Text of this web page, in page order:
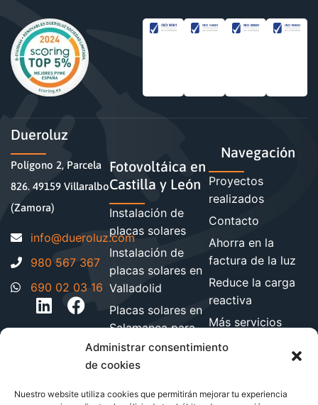
Administrar consentimiento
de cookies
Nuestro website utiliza cookies que permitirán mejorar tu experiencia
Dueroluz
Polígono 2, Parcela
826. 49159 Villaralbo
(Zamora)
moc.zuloreud@ofni
980 567 367
690 02 03 16
Fotovoltáica en
Castilla y León
Instalación de
placas solares
Instalación de
placas solares en
Valladolid
Placas solares en
Salamanca para
hogares y
empresa
Navegación
Proyectos
realizados
Contacto
Ahorra en la
factura de la luz
Reduce la carga
reactiva
Más servicios
energéticos
Blog de energía y